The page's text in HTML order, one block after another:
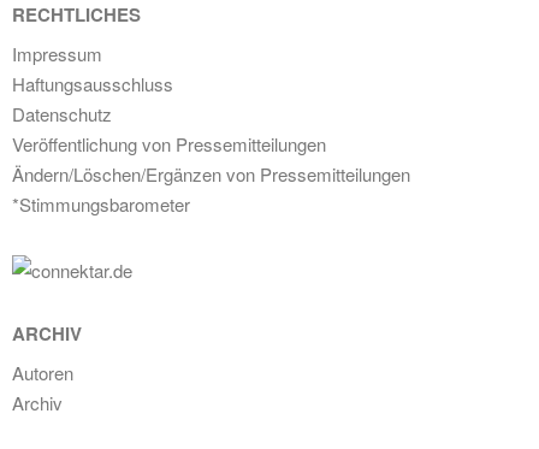
RECHTLICHES
Impressum
Haftungsausschluss
Datenschutz
Veröffentlichung von Pressemitteilungen
Ändern/Löschen/Ergänzen von Pressemitteilungen
*Stimmungsbarometer
ARCHIV
Autoren
Archiv